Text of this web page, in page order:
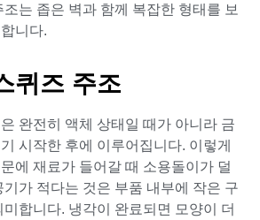
는 좁은 벽과 함께 복잡한 형태를 보
니다.
퀴즈 주조
완전히 액체 상태일 때가 아니라 금
시작한 후에 이루어집니다. 이렇게
에 재료가 들어갈 때 소용돌이가 덜
가 적다는 것은 부품 내부에 작은 구
합니다. 냉각이 완료되면 모양이 더